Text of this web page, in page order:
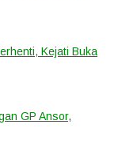
Kejati Buka
GP Ansor,